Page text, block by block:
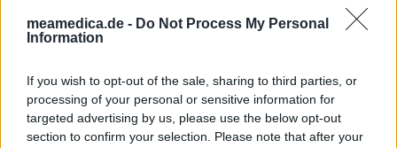
meamedica.de - Do Not Process My Personal
Information
If you wish to opt-out of the sale, sharing to third parties, or
processing of your personal or sensitive information for
targeted advertising by us, please use the below opt-out
section to confirm your selection. Please note that after your
änmliche Erfahrungen gemacht? Sehr dankbar wäre ich
auch, wenn mir j
ihre erfahrung